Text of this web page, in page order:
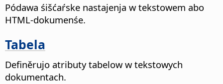
Pódawa śišćaŕske nastajenja w tekstowem abo
HTML-dokumenśe.
Tabela
Definěrujo atributy tabelow w tekstowych
dokumentach.